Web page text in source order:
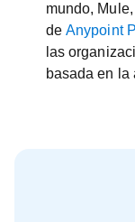
mundo,
deAnypoint
las
basada en la